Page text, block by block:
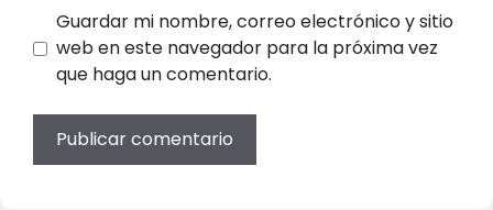
Guardar mi nombre, correo electrónico y sitio
web en este navegador para la próxima vez
que haga un comentario.